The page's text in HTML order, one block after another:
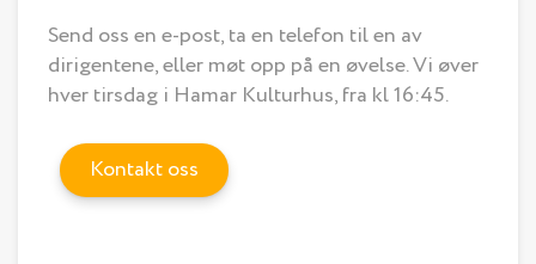
Send oss en e-post, ta en telefon til en av
dirigentene, eller møt opp på en øvelse. Vi øver
hver tirsdag i Hamar Kulturhus, fra kl 16:45.
Kontakt oss